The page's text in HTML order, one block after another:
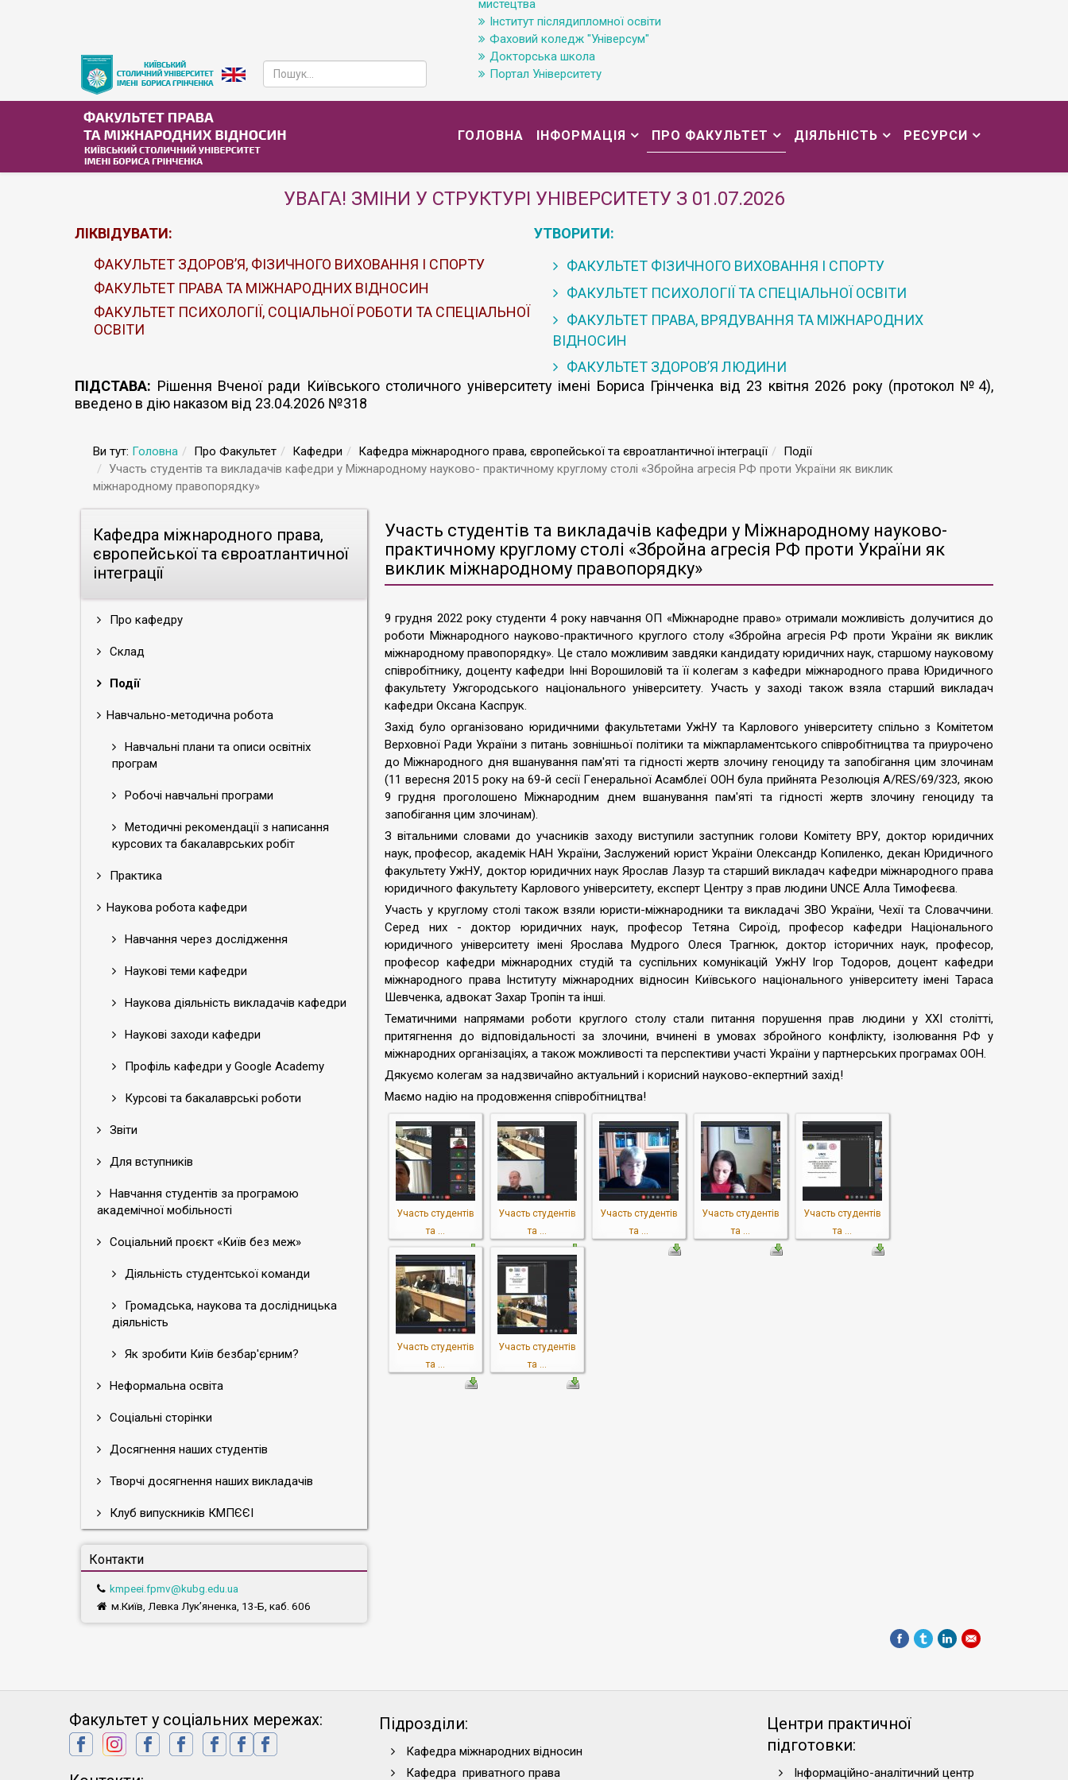
мистецтва
Інститут післядипломної освіти
Фаховий коледж "Універсум"
Докторська школа
Портал Університету
ГОЛОВНА ІНФОРМАЦІЯ ПРО ФАКУЛЬТЕТ ДІЯЛЬНІСТЬ РЕСУРСИ
УВАГА! ЗМІНИ У СТРУКТУРІ УНІВЕРСИТЕТУ З 01.07.2026
ЛІКВІДУВАТИ:
ФАКУЛЬТЕТ ЗДОРОВ’Я, ФІЗИЧНОГО ВИХОВАННЯ І СПОРТУ
ФАКУЛЬТЕТ ПРАВА ТА МІЖНАРОДНИХ ВІДНОСИН
ФАКУЛЬТЕТ ПСИХОЛОГІЇ, СОЦІАЛЬНОЇ РОБОТИ ТА СПЕЦІАЛЬНОЇ
ОСВІТИ
УТВОРИТИ:
ФАКУЛЬТЕТ ФІЗИЧНОГО ВИХОВАННЯ І СПОРТУ
ФАКУЛЬТЕТ ПСИХОЛОГІЇ ТА СПЕЦІАЛЬНОЇ ОСВІТИ
ФАКУЛЬТЕТ ПРАВА, ВРЯДУВАННЯ ТА МІЖНАРОДНИХ
ВІДНОСИН
ФАКУЛЬТЕТ ЗДОРОВ’Я ЛЮДИНИ
ПІДСТАВА: Рішення Вченої ради Київського столичного університету імені Бориса Грінченка від 23 квітня 2026 року (протокол №4),
введено в дію наказом від 23.04.2026 №318
Ви тут: Головна Про Факультет Кафедри Кафедра міжнародного права, європейської та євроатлантичної інтеграції
Події
Участь студентів та викладачів кафедри у Міжнародному науково- практичному круглому столі «Збройна агресія РФ проти України як виклик
міжнародному правопорядку»
Кафедра міжнародного права,
європейської та євроатлантичної
інтеграції
Про кафедру
Склад
Події
Навчально-методична робота
Навчальні плани та описи освітніх
програм
Робочі навчальні програми
Методичні рекомендації з написання
курсових та бакалаврських робіт
Практика
Наукова робота кафедри
Навчання через дослідження
Наукові теми кафедри
Наукова діяльність викладачів кафедри
Наукові заходи кафедри
Профіль кафедри у Google Academy
Курсові та бакалаврські роботи
Звіти
Для вступників
Навчання студентів за програмою
академічної мобільності
Соціальний проєкт «Київ без меж»
Діяльність студентської команди
Громадська, наукова та дослідницька
діяльність
Як зробити Київ безбар'єрним?
Неформальна освіта
Соціальні сторінки
Досягнення наших студентів
Творчі досягнення наших викладачів
Клуб випускників КМПЄЄІ
Контакти
kmpeei.fpmv@kubg.edu.ua
м.Київ, Левка Лук’яненка, 13-Б, каб. 606
Участь студентів та викладачів кафедри у Міжнародному науково-
практичному круглому столі «Збройна агресія РФ проти України як
виклик міжнародному правопорядку»
9 грудня 2022 року студенти 4 року навчання ОП «Міжнародне право» отримали можливість долучитися до
роботи Міжнародного науково-практичного круглого столу «Збройна агресія РФ проти України як виклик
міжнародному правопорядку». Це стало можливим завдяки кандидату юридичних наук, старшому науковому
співробітнику, доценту кафедри Інні Ворошиловій та її колегам з кафедри міжнародного права Юридичного
факультету Ужгородського національного університету. Участь у заході також взяла старший викладач
кафедри Оксана Каспрук.
Захід було організовано юридичними факультетами УжНУ та Карлового університету спільно з Комітетом
Верховної Ради України з питань зовнішньої політики та міжпарламентського співробітництва та приурочено
до Міжнародного дня вшанування пам'яті та гідності жертв злочину геноциду та запобігання цим злочинам
(11 вересня 2015 року на 69-й сесії Генеральної Асамблеї ООН була прийнята Резолюція A/RES/69/323, якою
9 грудня проголошено Міжнародним днем вшанування пам'яті та гідності жертв злочину геноциду та
запобігання цим злочинам).
З вітальними словами до учасників заходу виступили заступник голови Комітету ВРУ, доктор юридичних
наук, професор, академік НАН України, Заслужений юрист України Олександр Копиленко, декан Юридичного
факультету УжНУ, доктор юридичних наук Ярослав Лазур та старший викладач кафедри міжнародного права
юридичного факультету Карлового університету, експерт Центру з прав людини UNCE Алла Тимофеєва.
Участь у круглому столі також взяли юристи-міжнародники та викладачі ЗВО України, Чехії та Словаччини.
Серед них - доктор юридичних наук, професор Тетяна Сироїд, професор кафедри Національного
юридичного університету імені Ярослава Мудрого Олеся Трагнюк, доктор історичних наук, професор,
професор кафедри міжнародних студій та суспільних комунікацій УжНУ Ігор Тодоров, доцент кафедри
міжнародного права Інституту міжнародних відносин Київського національного університету імені Тараса
Шевченка, адвокат Захар Тропін та інші.
Тематичними напрямами роботи круглого столу стали питання порушення прав людини у ХХІ столітті,
притягнення до відповідальності за злочини, вчинені в умовах збройного конфлікту, ізолювання РФ у
міжнародних організаціях, а також можливості та перспективи участі України у партнерських програмах ООН.
Дякуємо колегам за надзвичайно актуальний і корисний науково-екпертний захід!
Маємо надію на продовження співробітництва!
Участь студентів
та ...
Участь студентів
та ...
Участь студентів
та ...
Участь студентів
та ...
Участь студентів
та ...
Участь студентів
та ...
Участь студентів
та ...
Факультет у соціальних мережах: Підрозділи:
Кафедра міжнародних відносин
Кафедра приватного права
Центри практичної
підготовки:
Інформаційно-аналітичний центр